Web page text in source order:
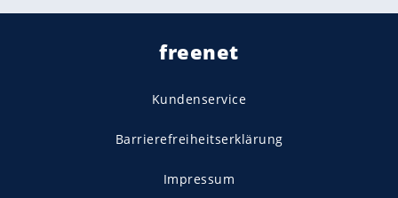
freenet
Kundenservice
Barrierefreiheitserklärung
Impressum